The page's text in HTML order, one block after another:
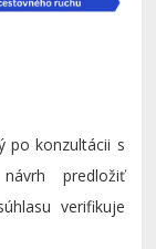
po konzultácii s
predložiť
verifikuje